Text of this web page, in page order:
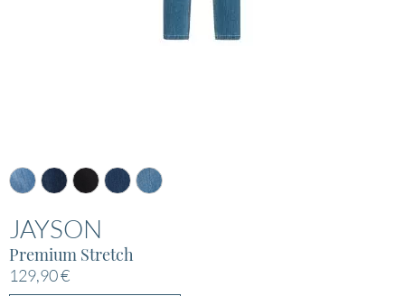
JAYSON
Premium Stretch
129,90 €